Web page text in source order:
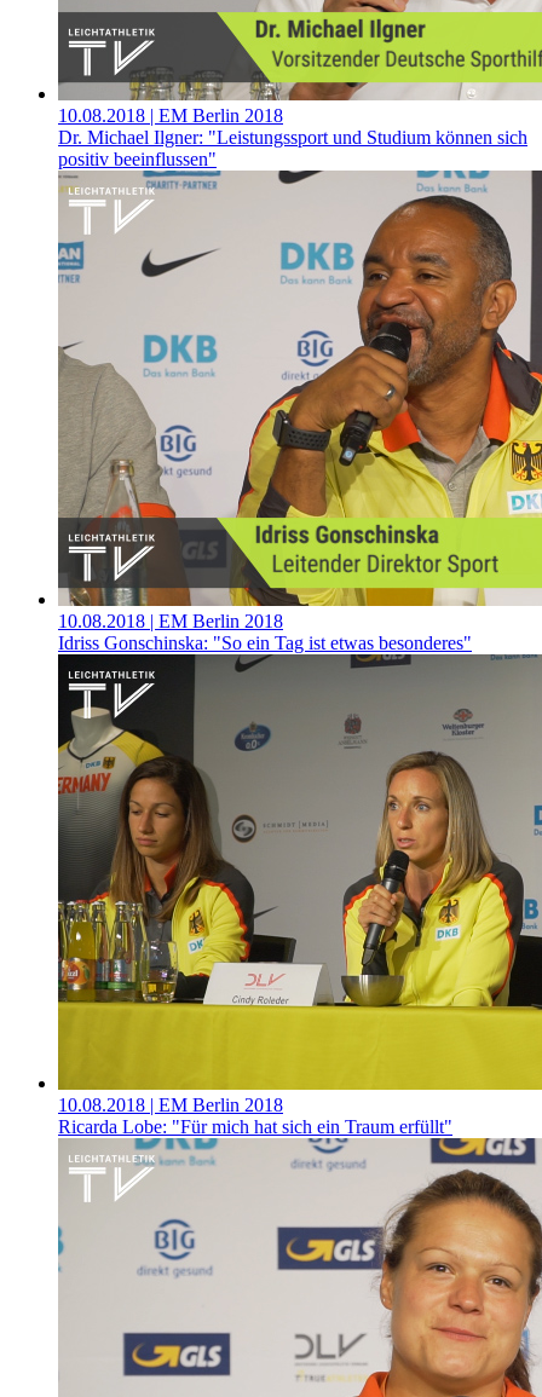
10.08.2018 | EM Berlin 2018
Dr. Michael Ilgner: "Leistungssport und Studium können sich
positiv beeinflussen"
10.08.2018 | EM Berlin 2018
Idriss Gonschinska: "So ein Tag ist etwas besonderes"
10.08.2018 | EM Berlin 2018
Ricarda Lobe: "Für mich hat sich ein Traum erfüllt"